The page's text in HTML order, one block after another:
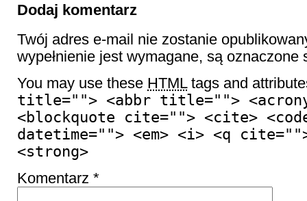
Dodaj komentarz
Twój adres e-mail nie zostanie
wypełnienie jest wymagane, są
You may use these HTMLtags and
title=""> <abbr title="">
<blockquote cite=""> <cite>
datetime=""> <em> <i> <q
<strong>
Komentarz *